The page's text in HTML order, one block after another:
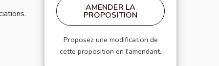
AMENDER LA
PROPOSITION
Proposez une modification de
cette proposition en l'amendant.